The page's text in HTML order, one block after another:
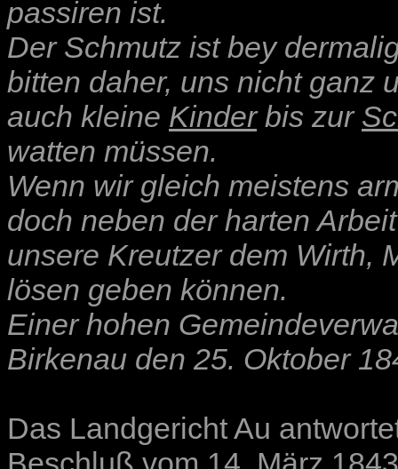
passiren ist.
Der Schmutz ist bey
bitten daher, uns nicht ganz
auch kleine Kinderbis zur
watten müssen.
Wenn wir gleich meistens
doch neben der harten
unsere Kreutzer dem Wirth,
lösen geben können.
Einer hohen
Birkenau den 25. Oktober
Das Landgericht Au